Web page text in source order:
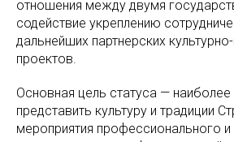
отношения между двумя
содействие укреплению
дальнейших партнерских
проектов.
Основная цель статуса — наиболее
представить культуру и традиции
мероприятия профессионального